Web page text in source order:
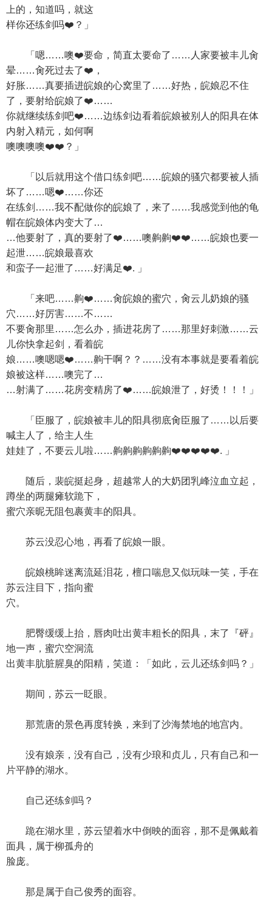
上的，知道吗，就这
样你还练剑吗❤️？」
「嗯……噢❤️要命，简直太要命了……人家要被丰儿肏
晕……肏死过去了❤️，
好胀……真要插进皖娘的心窝里了……好热，皖娘忍不住
了，要射给皖娘了❤️……
你就继续练剑吧❤️……边练剑边看着皖娘被别人的阳具在体
内射入精元，如何啊
噢噢噢噢❤️❤️？」
「以后就用这个借口练剑吧……皖娘的骚穴都要被人插
坏了……嗯❤️……你还
在练剑……我不配做你的皖娘了，来了……我感觉到他的龟
帽在皖娘体内变大了…
…他要射了，真的要射了❤️……噢齁齁❤️❤️……皖娘也要一
起泄……皖娘最喜欢
和蛮子一起泄了……好满足❤️. 」
「来吧……齁❤️……肏皖娘的蜜穴，肏云儿奶娘的骚
穴……好厉害……不……
不要肏那里……怎么办，插进花房了……那里好刺激……云
儿你快拿起剑，看着皖
娘……噢嗯嗯❤️……齁干啊？？……没有本事就是要看着皖
娘被这样……噢完了…
…射满了……花房变精房了❤️……皖娘泄了，好烫！！！」
「臣服了，皖娘被丰儿的阳具彻底肏臣服了……以后要
喊主人了，给主人生
娃娃了，不要云儿啦……齁齁齁齁齁齁❤️❤️❤️❤️❤️. 」
随后，裴皖挺起身，超越常人的大奶团乳峰泣血立起，
蹲坐的两腿瘫软跪下，
蜜穴亲昵无阻包裹黄丰的阳具。
苏云没忍心地，再看了皖娘一眼。
皖娘桃眸迷离流延泪花，檀口喘息又似玩味一笑，手在
苏云注目下，指向蜜
穴。
肥臀缓缓上抬，唇肉吐出黄丰粗长的阳具，末了『砰』
地一声，蜜穴空洞流
出黄丰肮脏腥臭的阳精，笑道：「如此，云儿还练剑吗？」
期间，苏云一眨眼。
那荒唐的景色再度转换，来到了沙海禁地的地宫内。
没有娘亲，没有自己，没有少琅和贞儿，只有自己和一
片平静的湖水。
自己还练剑吗？
跪在湖水里，苏云望着水中倒映的面容，那不是佩戴着
面具，属于柳孤舟的
脸庞。
那是属于自己俊秀的面容。